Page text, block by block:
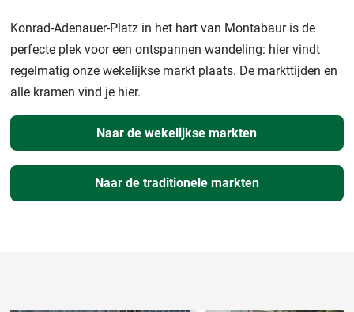
Konrad-Adenauer-Platz in het hart van Montabaur is de
perfecte plek voor een ontspannen wandeling: hier vindt
regelmatig onze wekelijkse markt plaats. De markttijden en
alle kramen vind je hier.
Naar de wekelijkse markten
Naar de traditionele markten